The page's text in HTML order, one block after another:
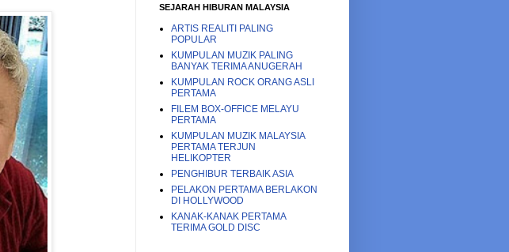
SEJARAH HIBURAN MALAYSIA
ARTIS REALITI PALING
POPULAR
KUMPULAN MUZIK PALING
BANYAK TERIMA ANUGERAH
KUMPULAN ROCK ORANG ASLI
PERTAMA
FILEM BOX-OFFICE MELAYU
PERTAMA
KUMPULAN MUZIK MALAYSIA
PERTAMA TERJUN
HELIKOPTER
PENGHIBUR TERBAIK ASIA
PELAKON PERTAMA BERLAKON
DI HOLLYWOOD
KANAK-KANAK PERTAMA
TERIMA GOLD DISC